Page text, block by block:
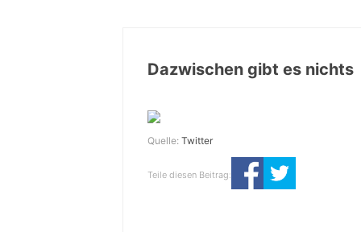
Dazwischen gibt es nichts
Quelle: Twitter
Teile diesen Beitrag: